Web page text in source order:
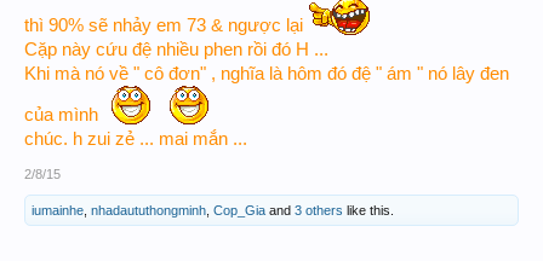
thì 90% sẽ nhảy em 73 & ngược lại
Cặp này cứu đệ nhiều phen rồi đó H ...
Khi mà nó về " cô đơn" , nghĩa là hôm đó đệ " ám " nó lây đen
của mình
chúc. h zui zẻ ... mai mắn ...
2/8/15
iumainhe nhadaututhongminh Cop_Gia and 3 others like this.